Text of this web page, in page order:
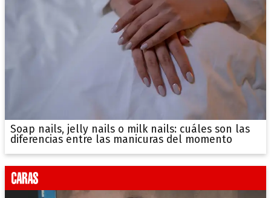
Soap nails, jelly nails o milk nails: cuáles son las
diferencias entre las manicuras del momento